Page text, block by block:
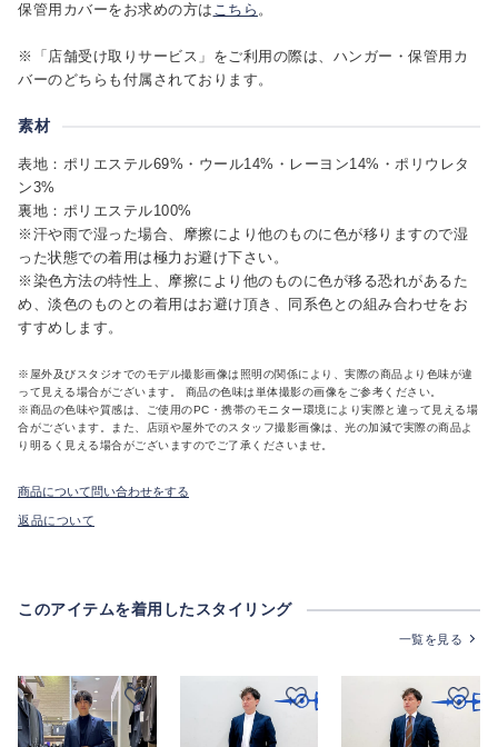
保管用カバーをお求めの方は こちら 。
※「店舗受け取りサービス」をご利用の際は、ハンガー・保管用カ
バーのどちらも付属されております。
素材
表地：ポリエステル69%・ウール14%・レーヨン14%・ポリウレタ
ン3%
裏地：ポリエステル100%
※汗や雨で湿った場合、摩擦により他のものに色が移りますので湿
った状態での着用は極力お避け下さい。
※染色方法の特性上、摩擦により他のものに色が移る恐れがあるた
め、淡色のものとの着用はお避け頂き、同系色との組み合わせをお
すすめします。
※屋外及びスタジオでのモデル撮影画像は照明の関係により、実際の商品より色味が違
って見える場合がございます。 商品の色味は単体撮影の画像をご参考ください。
※商品の色味や質感は、ご使用のPC・携帯のモニター環境により実際と違って見える場
合がございます。また、店頭や屋外でのスタッフ撮影画像は、光の加減で実際の商品よ
り明るく見える場合がございますのでご了承くださいませ。
商品について問い合わせをする
返品について
このアイテムを着用したスタイリング
一覧を見る